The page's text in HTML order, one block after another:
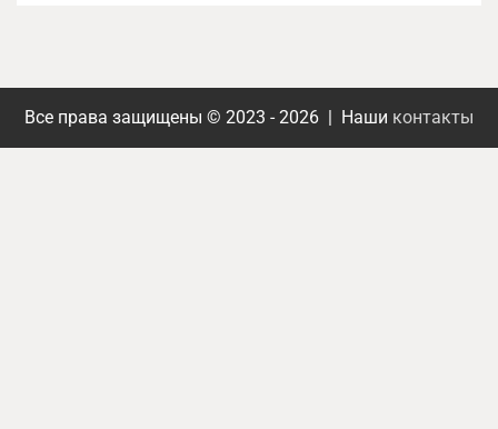
Все права защищены © 2023 - 2026 | Наши контакты